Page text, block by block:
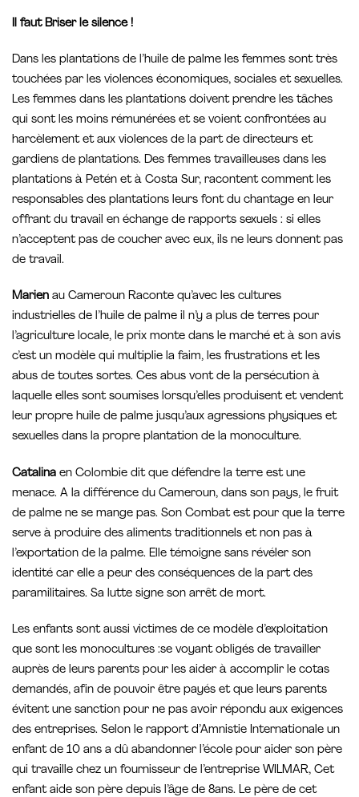
Il faut Briser le silence !
Dans les plantations de l’huile de palme les femmes sont très
touchées par les violences économiques, sociales et sexuelles.
Les femmes dans les plantations doivent prendre les tâches
qui sont les moins rémunérées et se voient confrontées au
harcèlement et aux violences de la part de directeurs et
gardiens de plantations. Des femmes travailleuses dans les
plantations à Petén et à Costa Sur, racontent comment les
responsables des plantations leurs font du chantage en leur
offrant du travail en échange de rapports sexuels : si elles
n’acceptent pas de coucher avec eux, ils ne leurs donnent pas
de travail.
Marien au Cameroun Raconte qu’avec les cultures
industrielles de l’huile de palme il n’y a plus de terres pour
l’agriculture locale, le prix monte dans le marché et à son avis
c’est un modèle qui multiplie la faim, les frustrations et les
abus de toutes sortes. Ces abus vont de la persécution à
laquelle elles sont soumises lorsqu’elles produisent et vendent
leur propre huile de palme jusqu’aux agressions physiques et
sexuelles dans la propre plantation de la monoculture.
Catalina en Colombie dit que défendre la terre est une
menace. A la différence du Cameroun, dans son pays, le fruit
de palme ne se mange pas. Son Combat est pour que la terre
serve à produire des aliments traditionnels et non pas à
l’exportation de la palme. Elle témoigne sans révéler son
identité car elle a peur des conséquences de la part des
paramilitaires. Sa lutte signe son arrêt de mort.
Les enfants sont aussi victimes de ce modèle d’exploitation
que sont les monocultures :se voyant obligés de travailler
auprès de leurs parents pour les aider à accomplir le cotas
demandés, afin de pouvoir être payés et que leurs parents
évitent une sanction pour ne pas avoir répondu aux exigences
des entreprises. Selon le rapport d’Amnistie Internationale un
enfant de 10 ans a dû abandonner l’école pour aider son père
qui travaille chez un fournisseur de l’entreprise WILMAR, Cet
enfant aide son père depuis l’âge de 8ans. Le père de cet